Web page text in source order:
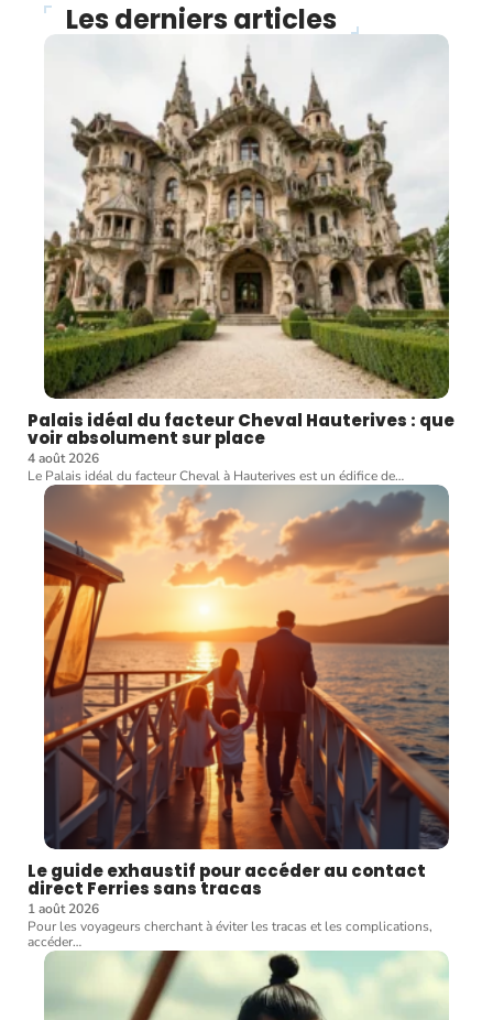
Les derniers articles
Palais idéal du facteur Cheval Hauterives : que
voir absolument sur place
4 août 2026
Le Palais idéal du facteur Cheval à Hauterives est un édifice de…
Le guide exhaustif pour accéder au contact
direct Ferries sans tracas
1 août 2026
Pour les voyageurs cherchant à éviter les tracas et les complications,
accéder…